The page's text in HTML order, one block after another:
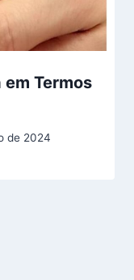
em Termos
de 2024